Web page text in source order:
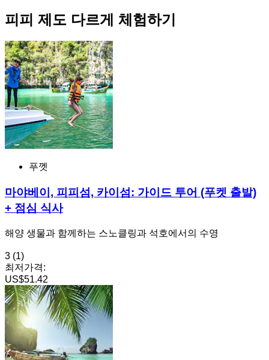
피피 제도 다르게 체험하기
푸껫
마야베이, 피피섬, 카이섬: 가이드 투어 (푸켓 출발)
+ 점심 식사
해양 생물과 함께하는 스노클링과 석호에서의 수영
3 (1)
최저가격:
US$51.42